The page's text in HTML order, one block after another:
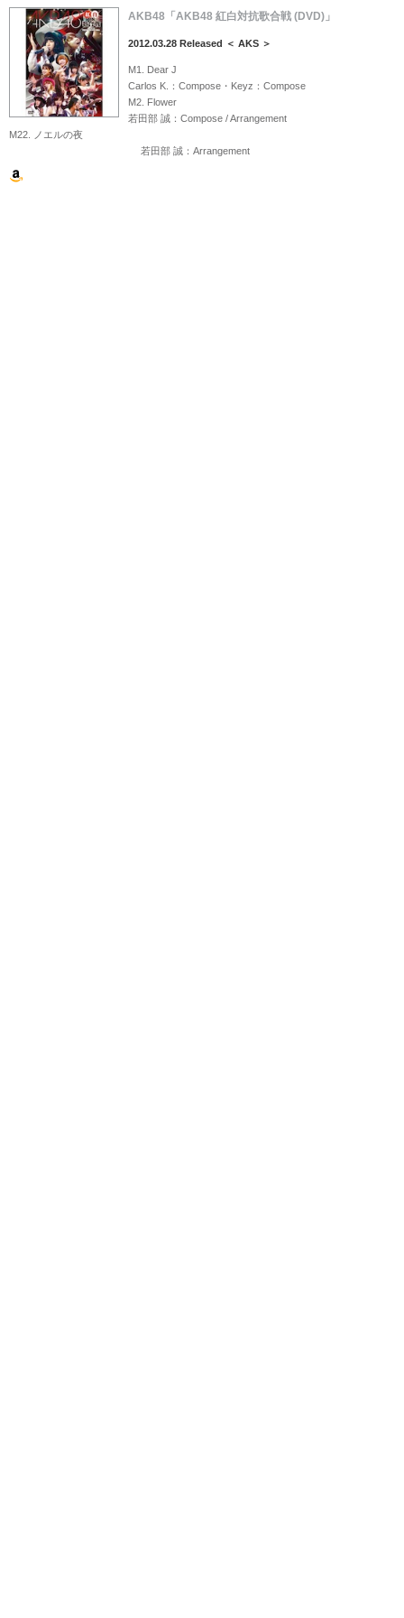
AKB48「AKB48 紅白対抗歌合戦 (DVD)」
2012.03.28 Released ＜ AKS ＞
M1. Dear J
Carlos K.：Compose・Keyz：Compose
M2. Flower
若田部 誠：Compose / Arrangement
M22. ノエルの夜
若田部 誠：Arrangement